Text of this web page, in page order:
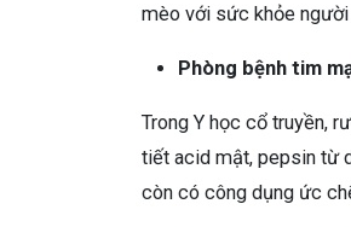
mèo với sức khỏe người
Phòng bệnh tim
Trong Y học cổ truyền,
tiết acid mật, pepsin từ
còn có công dụng ức